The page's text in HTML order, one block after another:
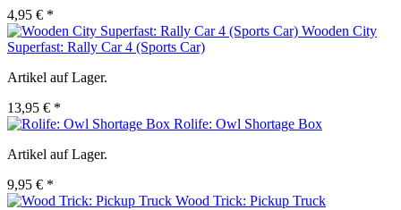
4,95 € *
Wooden City
Superfast: Rally Car 4 (Sports Car)
Artikel auf Lager.
13,95 € *
Rolife: Owl Shortage Box
Artikel auf Lager.
9,95 € *
Wood Trick: Pickup Truck